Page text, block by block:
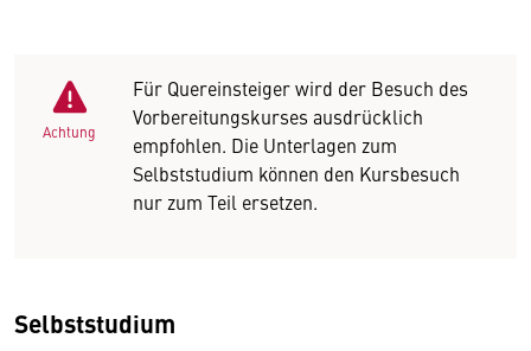
Achtung
Für Quereinsteiger wird der Besuch des
Vorbereitungskurses ausdrücklich
empfohlen. Die Unterlagen zum
Selbststudium können den Kursbesuch
nur zum Teil ersetzen.
Selbststudium